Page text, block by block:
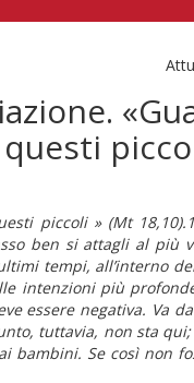
piccoli » (Mt
ben si attagli al più
tempi, all’interno
intenzioni più
essere negativa. Va
tuttavia, non sta
bambini. Se così non